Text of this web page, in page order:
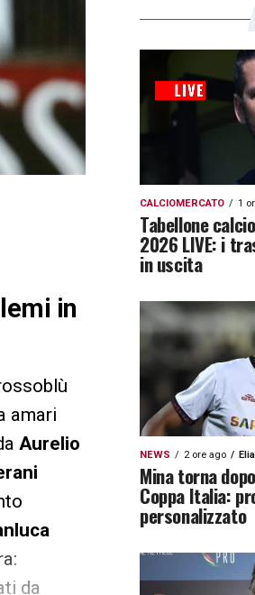
in
amari
Aurelio
da
CALCIOMERCATO 1
Tabellone
2026 LIVE: i
in uscita
NEWS 2 ore ago
Mina torna
Coppa Italia:
personalizzato